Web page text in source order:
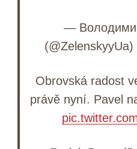
—
(@ZelenskyyUa)
Obrovská radost
právě nyní. Pavel